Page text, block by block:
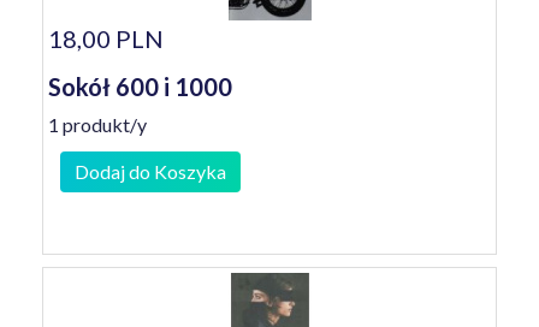
18,00 PLN
Sokół 600 i 1000
1 produkt/y
Dodaj do Koszyka